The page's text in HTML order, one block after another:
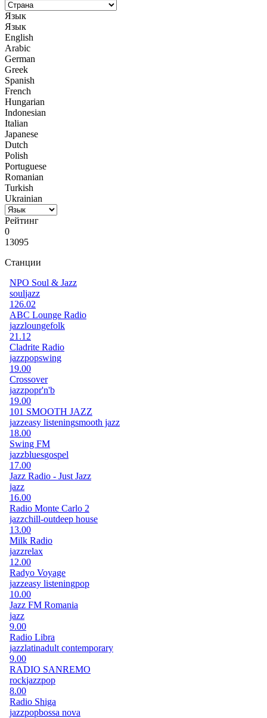
Язык
Язык
English
Arabic
German
Greek
Spanish
French
Hungarian
Indonesian
Italian
Japanese
Dutch
Polish
Portuguese
Romanian
Turkish
Ukrainian
Рейтинг
0
13095
Станции
NPO Soul & Jazz
souljazz
126.02
ABC Lounge Radio
jazzloungefolk
21.12
Cladrite Radio
jazzpopswing
19.00
Crossover
jazzpopr'n'b
19.00
101 SMOOTH JAZZ
jazzeasy listeningsmooth jazz
18.00
Swing FM
jazzbluesgospel
17.00
Jazz Radio - Just Jazz
jazz
16.00
Radio Monte Carlo 2
jazzchill-outdeep house
13.00
Milk Radio
jazzrelax
12.00
Radyo Voyage
jazzeasy listeningpop
10.00
Jazz FM Romania
jazz
9.00
Radio Libra
jazzlatinadult contemporary
9.00
RADIO SANREMO
rockjazzpop
8.00
Radio Shiga
jazzpopbossa nova